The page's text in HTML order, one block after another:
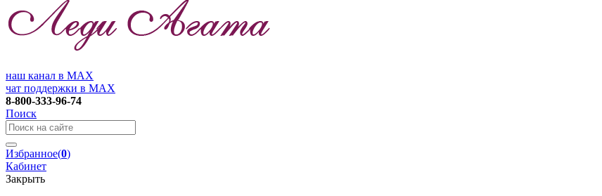
наш канал в MAX
чат поддержки в MAX
8-800-333-96-74
Поиск
Избранное(0)
Кабинет
Закрыть